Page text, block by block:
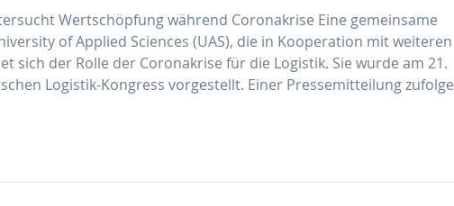
Wertschöpfung während Coronakrise Eine gemeinsame
of Applied Sciences (UAS), die in Kooperation mit weiteren
der Rolle der Coronakrise für die Logistik. Sie wurde am 21.
Logistik-Kongress vorgestellt. Einer Pressemitteilung zufolge